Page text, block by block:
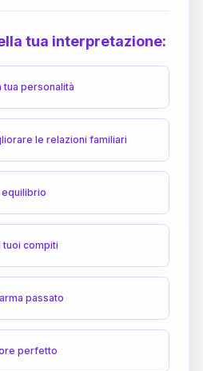
tua interpretazione:
tua personalità
le relazioni familiari
tuoi compiti
passato
perfetto